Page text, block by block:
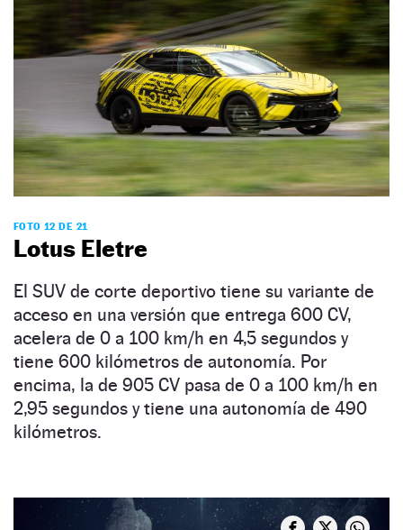
FOTO 12 DE 21
Lotus Eletre
El SUV de corte deportivo tiene su variante de
acceso en una versión que entrega 600 CV,
acelera de 0 a 100 km/h en 4,5 segundos y
tiene 600 kilómetros de autonomía. Por
encima, la de 905 CV pasa de 0 a 100 km/h en
2,95 segundos y tiene una autonomía de 490
kilómetros.